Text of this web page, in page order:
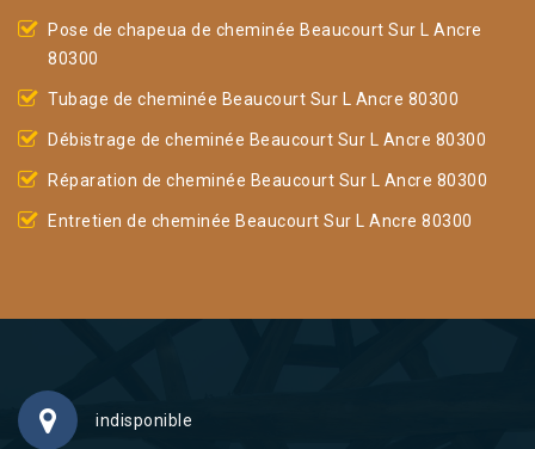
Pose de chapeua de cheminée Beaucourt Sur L Ancre
80300
Tubage de cheminée Beaucourt Sur L Ancre 80300
Débistrage de cheminée Beaucourt Sur L Ancre 80300
Réparation de cheminée Beaucourt Sur L Ancre 80300
Entretien de cheminée Beaucourt Sur L Ancre 80300
indisponible